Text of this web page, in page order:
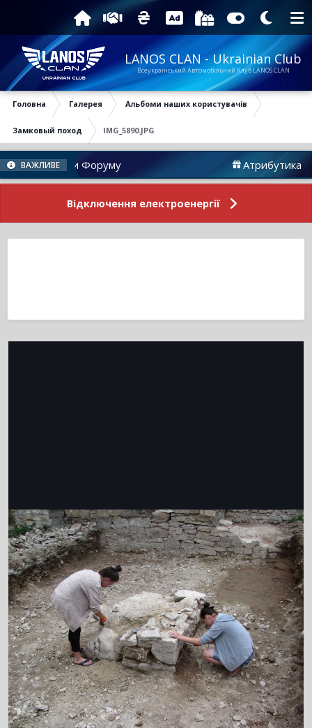
LANOS CLAN - Ukrainian Club
Всеукраїнський Автомобільний Клуб LANOS CLAN
Головна Галерея Альбоми наших користувачів
Замковый поход IMG_5890.JPG
ВАЖЛИВЕ
Новини Форуму Атрибутика
Відключення електроенергії